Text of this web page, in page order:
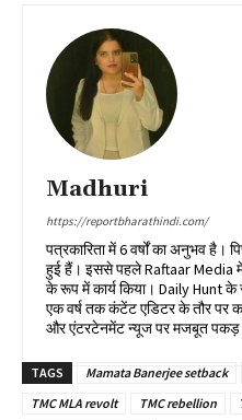
Madhuri
https://reportbharathindi.com/
पत्रकारिता में 6 वर्षों का अनुभव है।
हुई हैं। इससे पहले Raftaar Media
के रूप में कार्य किया। Daily Hunt के
एक वर्ष तक कंटेंट एडिटर के तौर पर
और एंटरटेनमेंट न्यूज पर मजबूत पकड़
TAGS Mamata Banerjee setback
TMC MLA revolt
TMC rebellion